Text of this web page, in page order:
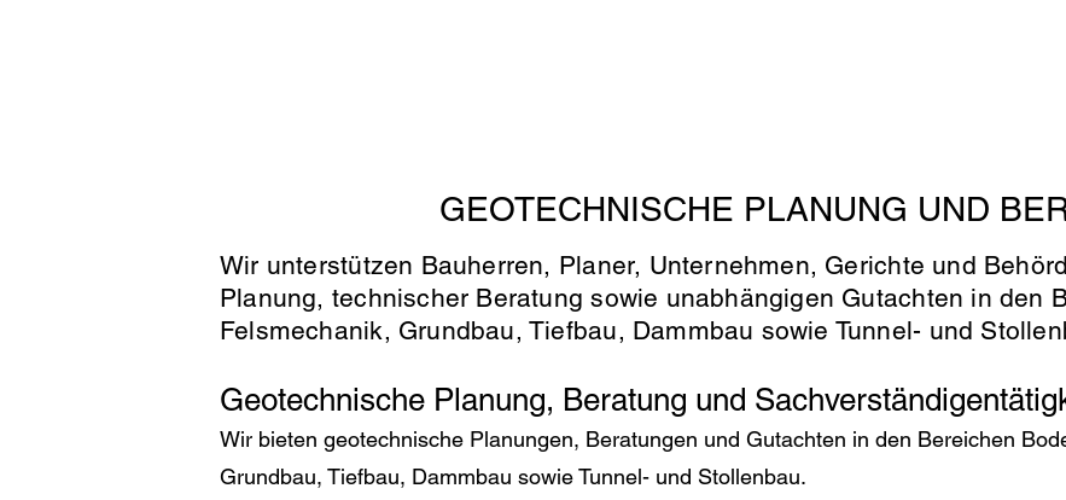
GEOTECHNISCHE PLANUNG UND
Wir unterstützen Bauherren, Planer, Unternehmen, Gerichte und
Planung, technischer Beratung sowie unabhängigen Gutachten in den
Felsmechanik, Grundbau, Tiefbau, Dammbau sowie Tunnel- und
Geotechnische Planung, Beratung und
Wir bieten geotechnische Planungen, Beratungen und Gutachten in den Bereichen
Grundbau, Tiefbau, Dammbau sowie Tunnel- und Stollenbau.